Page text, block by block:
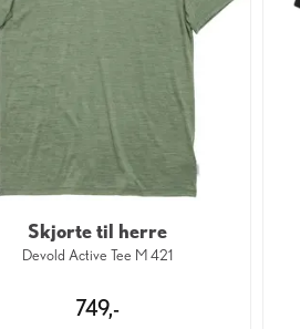
Skjorte til herre
Devold Active Tee M 421
749,-